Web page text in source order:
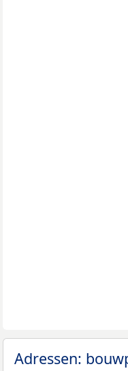
Adressen: